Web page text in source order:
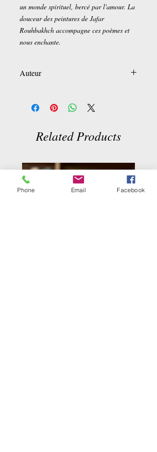
un monde spirituel, bercé par l'amour. La
douceur des peintures de Jafar
Rouhbakhch accompagne ces poèmes et
nous enchante.
Auteur
Related Products
Phone Email Facebook